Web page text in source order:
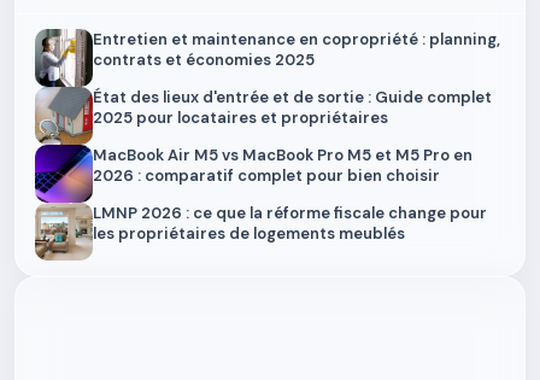
Entretien et maintenance en copropriété : planning,
contrats et économies 2025
État des lieux d'entrée et de sortie : Guide complet
2025 pour locataires et propriétaires
MacBook Air M5 vs MacBook Pro M5 et M5 Pro en
2026 : comparatif complet pour bien choisir
LMNP 2026 : ce que la réforme fiscale change pour
les propriétaires de logements meublés